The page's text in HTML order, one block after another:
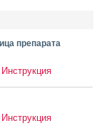
препарата
Инструкция
Инструкция